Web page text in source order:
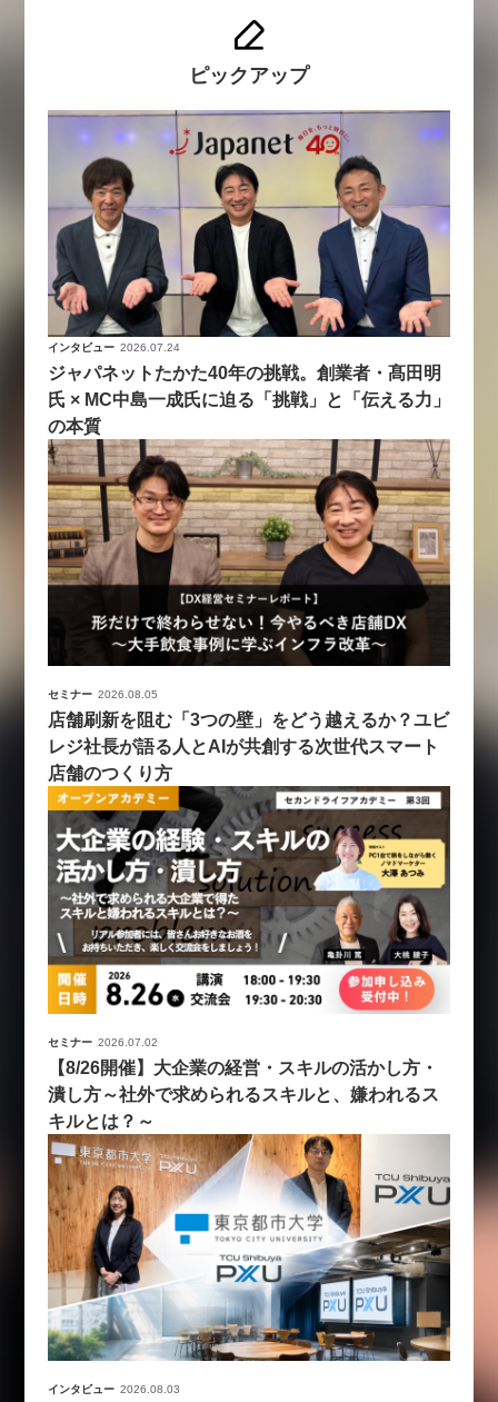
ピックアップ
インタビュー 2026.07.24
ジャパネットたかた40年の挑戦。創業者・髙田明
氏 × MC中島一成氏に迫る「挑戦」と「伝える力」
の本質
セミナー 2026.08.05
店舗刷新を阻む「3つの壁」をどう越えるか？ユビ
レジ社長が語る人とAIが共創する次世代スマート
店舗のつくり方
セミナー 2026.07.02
【8/26開催】大企業の経営・スキルの活かし方・
潰し方～社外で求められるスキルと、嫌われるス
キルとは？～
インタビュー 2026.08.03